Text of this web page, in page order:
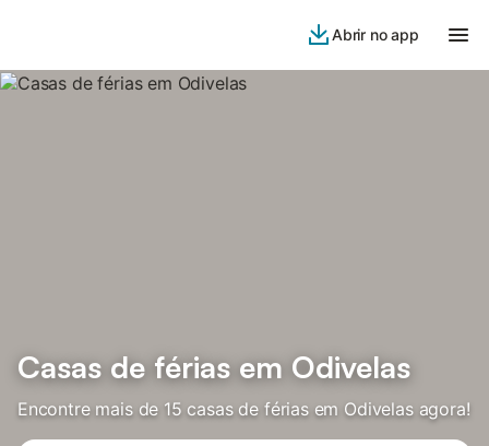
Abrir no app
Casas de férias em Odivelas
Encontre mais de 15 casas de férias em Odivelas agora!